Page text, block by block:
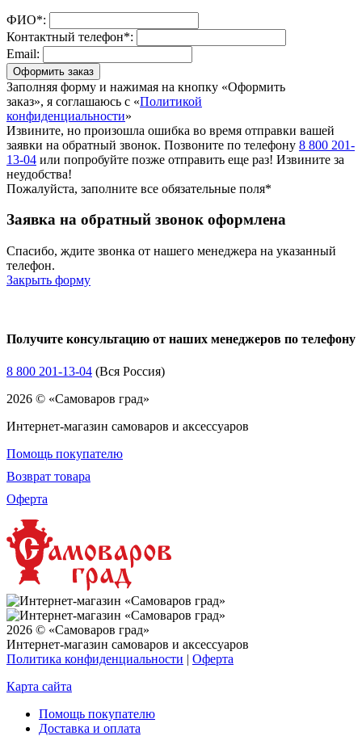
ФИО*:
Контактный телефон*:
Email:
Оформить заказ
Заполняя форму и нажимая на кнопку «Оформить
заказ», я соглашаюсь с «Политикой
конфиденциальности»
Извините, но произошла ошибка во время отправки вашей
заявки на обратный звонок. Позвоните по телефону 8 800 201-
13-04 или попробуйте позже отправить еще раз! Извините за
неудобства!
Пожалуйста, заполните все обязательные поля*
Заявка на обратный звонок оформлена
Спасибо, ждите звонка от нашего менеджера на указанный
телефон.
Закрыть форму
Получите консультацию от наших менеджеров по телефону
8 800 201-13-04 (Вся Россия)
2026 © «Самоваров град»
Интернет-магазин самоваров и аксессуаров
Помощь покупателю
Возврат товара
Оферта
2026 © «Самоваров град»
Интернет-магазин самоваров и аксессуаров
Политика конфиденциальности | Оферта
Карта сайта
Помощь покупателю
Доставка и оплата